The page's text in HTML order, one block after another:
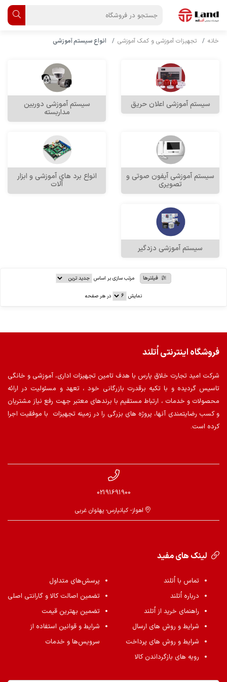
خانه تجهیزات آموزشی و کمک آموزشی انواع سیستم آموزشی
سیستم آموزشی اعلان حریق سیستم آموزشی دوربین
مداربسته
سیستم آموزشی آیفون صوتی و
تصویری
انواع برد های آموزشی و ابزار
آلات
سیستم آموزشی دزدگیر
فیلترها مرتب سازی بر اساس
نمایش در هر صفحه
فروشگاه اینترنتی اُتلند
شرکت امید تجارت خلاق پارس با هدف تامین تجهیزات اداری، آموزشی و خانگی
تاسیس گردیده و با تکیه برقدرت بازرگانی خود ، تعهد و مسئولیت در ارائه
محصولات و خدمات ، ارتباط مستقیم با برندهای معتبر جهت رفع نیاز مشتریان
و کسب رضایتمندی آنها، پروژه های بزرگی را در زمینه تجهیزات با موفقیت اجرا
کرده است.
02191691900
اهواز- کیانپارس- پهلوان غربی
لینک های مفید
تماس با اُتلند
درباره اُتلند
راهنمای خرید از اُتلند
شرایط و روش های ارسال
شرایط و روش های پرداخت
رویه های بازگرداندن کالا
پرسش‌های متداول
تضمین اصالت کالا و گارانتی اصلی
تضمین بهترین قیمت
شرایط و قوانین استفاده از
سرویس‌ها و خدمات